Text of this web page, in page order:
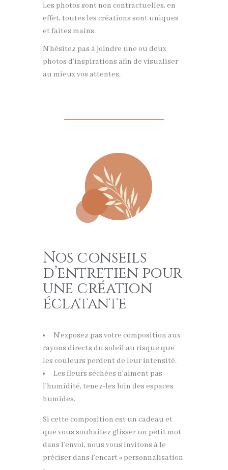
Les photos sont non contractuelles, en
effet, toutes les créations sont uniques
et faites mains.
N’hésitez pas à joindre une ou deux
photos d’inspirations afin de visualiser
au mieux vos attentes.
Nos conseils
d’entretien pour
une création
éclatante
N’exposez pas votre composition aux
rayons directs du soleil au risque que
les couleurs perdent de leur intensité.
Les fleurs séchées n’aiment pas
l’humidité, tenez-les loin des espaces
humides.
Si cette composition est un cadeau et
que vous souhaitez glisser un petit mot
dans l’envoi, nous vous invitons à le
préciser dans l’encart « personnalisation